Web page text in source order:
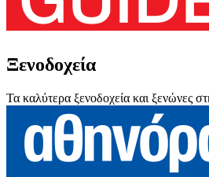
Ξενοδοχεία
Τα καλύτερα ξενοδοχεία και ξενώνες